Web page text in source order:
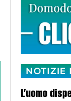
NOTIZIE
L’uomo